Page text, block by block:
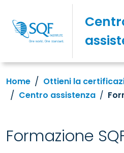
Home
Ottieni la
Centro assistenza
Formazione